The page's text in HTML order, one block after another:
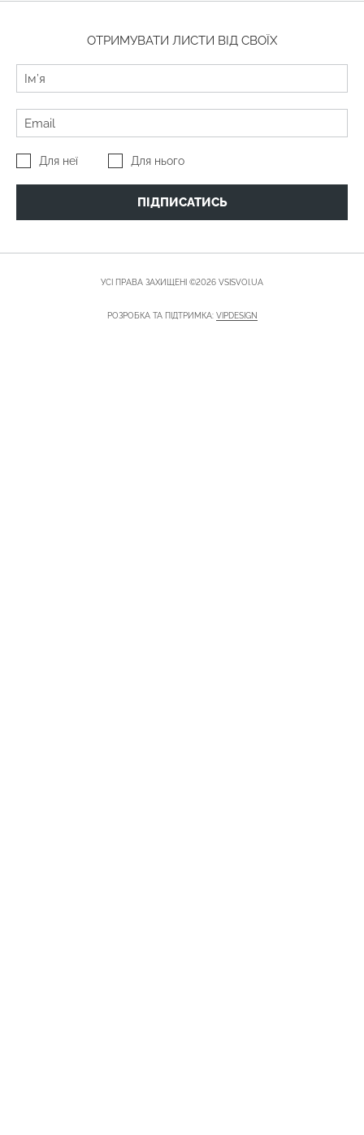
ОТРИМУВАТИ ЛИСТИ ВІД СВОЇХ
Для неї Для нього
ПІДПИСАТИСЬ
УСІ ПРАВА ЗАХИЩЕНІ ©2026 VSISVOI.UA
РОЗРОБКА ТА ПІДТРИМКА: VIPDESIGN